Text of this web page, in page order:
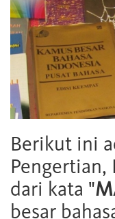
Berikut ini
dari kata "
besar